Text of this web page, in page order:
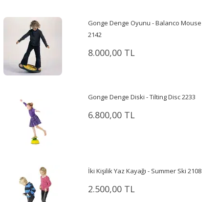
Gonge Denge Oyunu - Balanco Mouse
2142
8.000,00 TL
Gonge Denge Diski - Tilting Disc 2233
6.800,00 TL
İki Kişilik Yaz Kayağı - Summer Ski 2108
2.500,00 TL